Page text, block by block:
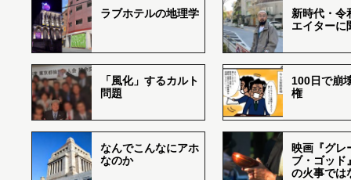
ラブホテルの地理学
新時代・令
エイターに
「風化」するカルト
問題
100日で崩
権
なんでこんなにアホ
なのか
映画『グレ
ブ・ゴッド
の火事では